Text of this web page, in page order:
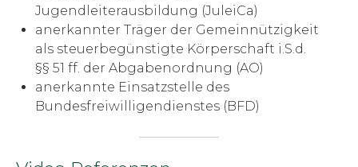
Jugendleiterausbildung (JuleiCa)
anerkannter Träger der Gemeinnützigkeit
als steuerbegünstigte Körperschaft i.S.d.
§§ 51 ff. der Abgabenordnung (AO)
anerkannte Einsatzstelle des
Bundesfreiwilligendienstes (BFD)